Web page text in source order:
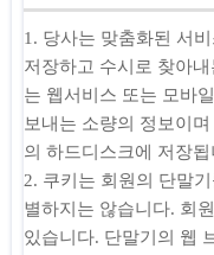
1. 당사는 맞춤화된 서
저장하고 수시로 찾아내
는 웹서비스 또는 모바
보내는 소량의 정보이
의 하드디스크에 저장됩
2. 쿠키는 회원의 단말
별하지는 않습니다. 회
있습니다. 단말기의 웹